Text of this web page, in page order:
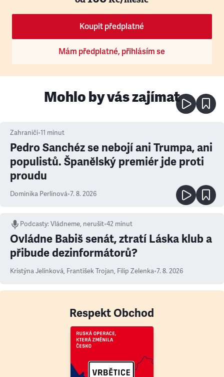
Koupit předplatné
Mám předplatné, přihlásím se
Mohlo by vás zajímat
Zahraničí•11 minut
Pedro Sanchéz se nebojí ani Trumpa, ani
populistů. Španělský premiér jde proti
proudu
Dominika Perlínová•7. 8. 2026
Podcasty:Vládneme, nerušit•42 minut
Ovládne Babiš senát, ztratí Láska klub a
přibude dezinformátorů?
Kristýna Jelínková, František Trojan, Filip Zelenka•7. 8. 2026
Respekt Obchod